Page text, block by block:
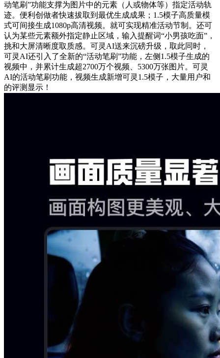
动笔刷”功能支撑为图片中的元素（人或物体等）指定活动轨
迹。便利创做者快速拔取到最优生成成果；1.5模子高质量模
式可间接生成1080p高清视频。就可实现精准活动节制。还可
认为某些元素额外指定静止区域，输入提醒词“小男孩吃面”，
挑和大屏清晰度取质感。可灵AI送来沉磅升级，取此同时，
可灵AI还引入了全新的“活动笔刷”功能，左侧1.5模子生成的
视频中，并累计生成超2700万个视频、5300万张图片。可灵
AI的活动笔刷功能，视频生成新增可灵1.5模子，大量用户和
的评测显示！